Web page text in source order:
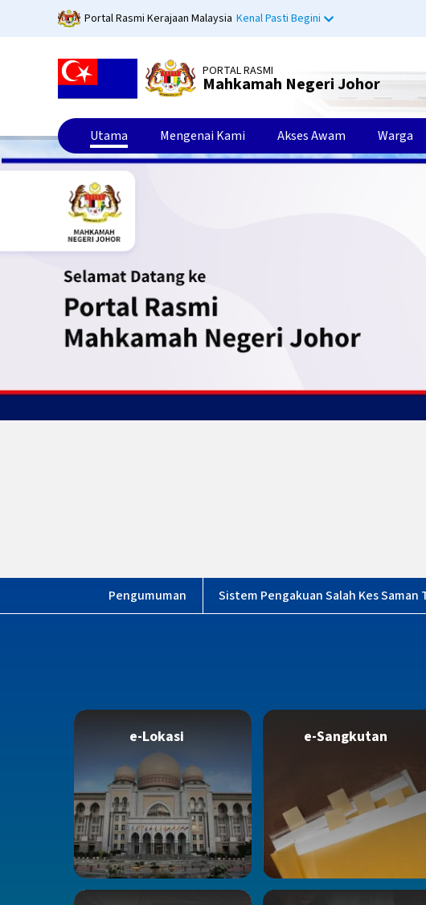
Portal Rasmi Kerajaan Malaysia Kenal Pasti Begini
PORTAL RASMI
Mahkamah Negeri Johor
Utama Mengenai Kami Akses Awam Warga
Sistem Pengakuan Salah Kes Saman
e-Lokasi e-Sangkutan